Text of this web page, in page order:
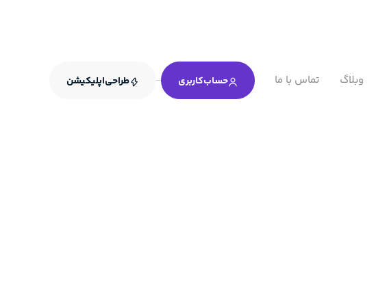
وبلاگ تماس با ما حساب‌کاربری طراحی‌اپلیکیشن